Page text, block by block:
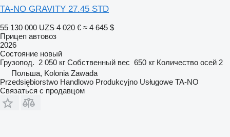
TA-NO GRAVITY 27.45 STD
55 130 000 UZS 4 020 € ≈ 4 645 $
Прицеп автовоз
2026
Состояние новый
Грузопод. 2 050 кг Собственный вес 650 кг Количество осей 2
Польша, Kolonia Zawada
Przedsiębiorstwo Handlowo Produkcyjno Usługowe TA-NO
Связаться с продавцом